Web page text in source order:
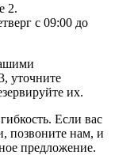
2.
с 09:00 до
уточните
их.
Если вас
позвоните нам, и
предложение.